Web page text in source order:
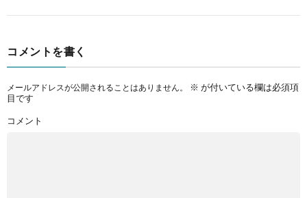
コメントを書く
メールアドレスが公開されることはありません。 ※ が付いている欄は必須項
目です
コメント